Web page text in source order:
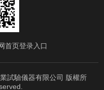
首页登录入口
試驗儀器有限公司 版權所